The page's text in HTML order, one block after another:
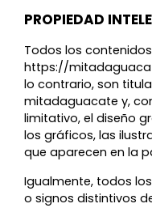
PROPIEDAD
Todos los
https://
lo contrario, son
mitadaguacate y,
limitativo, el diseño
los gráficos, las
que aparecen en la
Igualmente, todos
o signos distintivos